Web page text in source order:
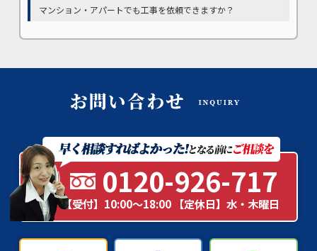
マンション・アパートでも工事を依頼できますか？
0120-926-717
【受付】10:00～18:00 【定休日】水・木曜日